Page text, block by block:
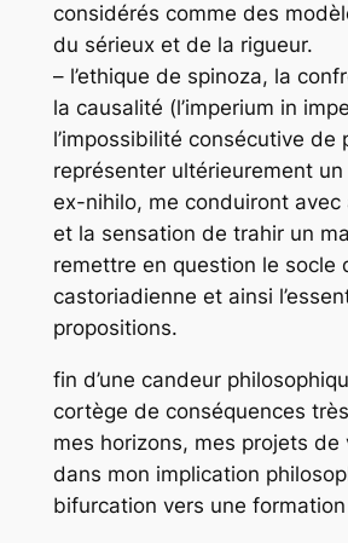
considérés comme des
du sérieux et de la rigueur.
– l’ethique de spinoza, la
la causalité (l’imperium in
l’impossibilité consécutive de
représenter ultérieurement
ex-nihilo, me conduiront avec
et la sensation de trahir un
remettre en question le socle
castoriadienne et ainsi
propositions.
fin d’une candeur
cortège de conséquences
mes horizons, mes projets de
dans mon implication
bifurcation vers une formation